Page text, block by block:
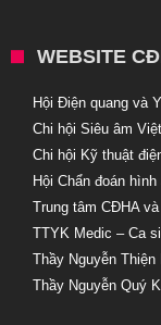
WEBSITE
Hội Điện quang và
Chi hội Siêu âm
Chi hội Kỹ thuật
Hội Chẩn đoán hình
Trung tâm CĐHA
TTYK Medic – Ca
Thầy Nguyễn Thiện
Thầy Nguyễn Quý